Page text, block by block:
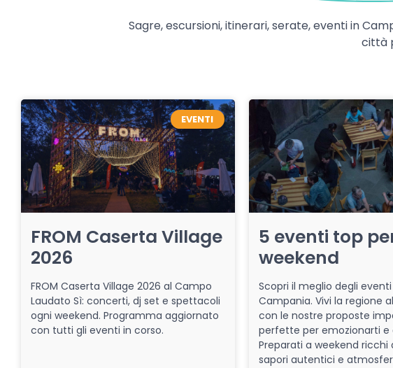
Sagre, escursioni, itinerari, serate, eventi in
città
EVENTI
FROM Caserta Village
2026
FROM Caserta Village 2026 al Campo
Laudato Sì: concerti, dj set e spettacoli
ogni weekend. Programma aggiornato
con tutti gli eventi in corso.
5 eventi top
weekend
Scopri il meglio degli eventi
Campania. Vivi la regione
con le nostre proposte
perfette per emozionarti e
Preparati a weekend ricchi
sapori autentici e